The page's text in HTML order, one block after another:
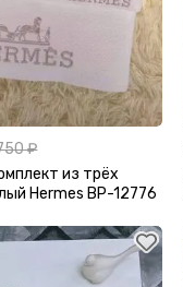
₽
из трёх
Hermes BP-12776